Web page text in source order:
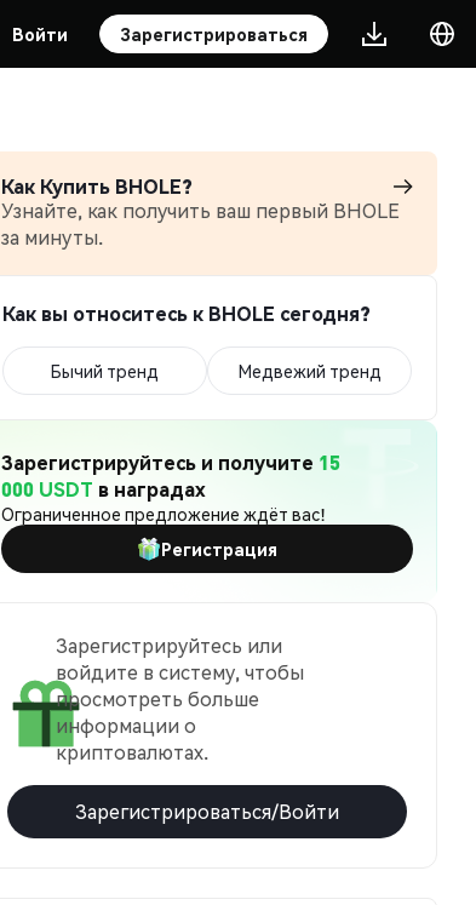
Войти Зарегистрироваться
Как Купить BHOLE?
Узнайте, как получить ваш первый BHOLE
за минуты.
Как вы относитесь к BHOLE сегодня?
Бычий тренд Медвежий тренд
Зарегистрируйтесь и получите 15
000 USDT в наградах
Ограниченное предложение ждёт вас!
Регистрация
Зарегистрируйтесь или
войдите в систему, чтобы
просмотреть больше
информации о
криптовалютах.
Зарегистрироваться/Войти